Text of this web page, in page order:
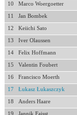
10 Marco Woergoetter
11 Jan Bombek
12 Keiichi Sato
13 Iver Olaussen
14 Felix Hoffmann
15 Valentin Foubert
16 Francisco Moerth
17 Łukasz Łukaszczyk
18 Anders Haare
19 Jannik Faisst